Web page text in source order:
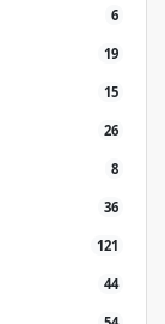
6
19
15
26
8
36
121
44